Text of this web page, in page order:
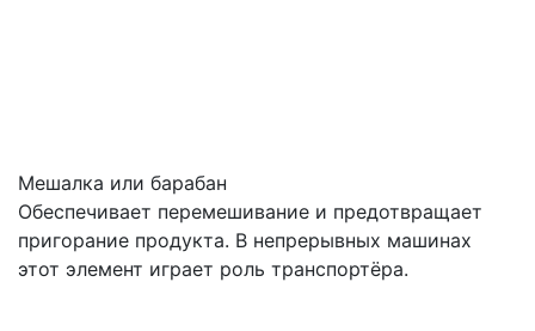
Мешалка или барабан
Обеспечивает перемешивание и предотвращает
пригорание продукта. В непрерывных машинах
этот элемент играет роль транспортёра.